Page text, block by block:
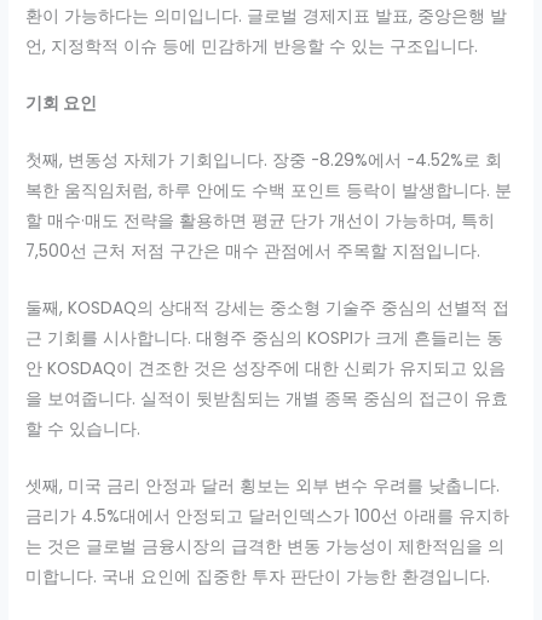
환이 가능하다는 의미입니다. 글로벌 경제지표 발표, 중앙은행 발
언, 지정학적 이슈 등에 민감하게 반응할 수 있는 구조입니다.
기회 요인
첫째, 변동성 자체가 기회입니다. 장중 -8.29%에서 -4.52%로 회
복한 움직임처럼, 하루 안에도 수백 포인트 등락이 발생합니다. 분
할 매수·매도 전략을 활용하면 평균 단가 개선이 가능하며, 특히
7,500선 근처 저점 구간은 매수 관점에서 주목할 지점입니다.
둘째, KOSDAQ의 상대적 강세는 중소형 기술주 중심의 선별적 접
근 기회를 시사합니다. 대형주 중심의 KOSPI가 크게 흔들리는 동
안 KOSDAQ이 견조한 것은 성장주에 대한 신뢰가 유지되고 있음
을 보여줍니다. 실적이 뒷받침되는 개별 종목 중심의 접근이 유효
할 수 있습니다.
셋째, 미국 금리 안정과 달러 횡보는 외부 변수 우려를 낮춥니다.
금리가 4.5%대에서 안정되고 달러인덱스가 100선 아래를 유지하
는 것은 글로벌 금융시장의 급격한 변동 가능성이 제한적임을 의
미합니다. 국내 요인에 집중한 투자 판단이 가능한 환경입니다.